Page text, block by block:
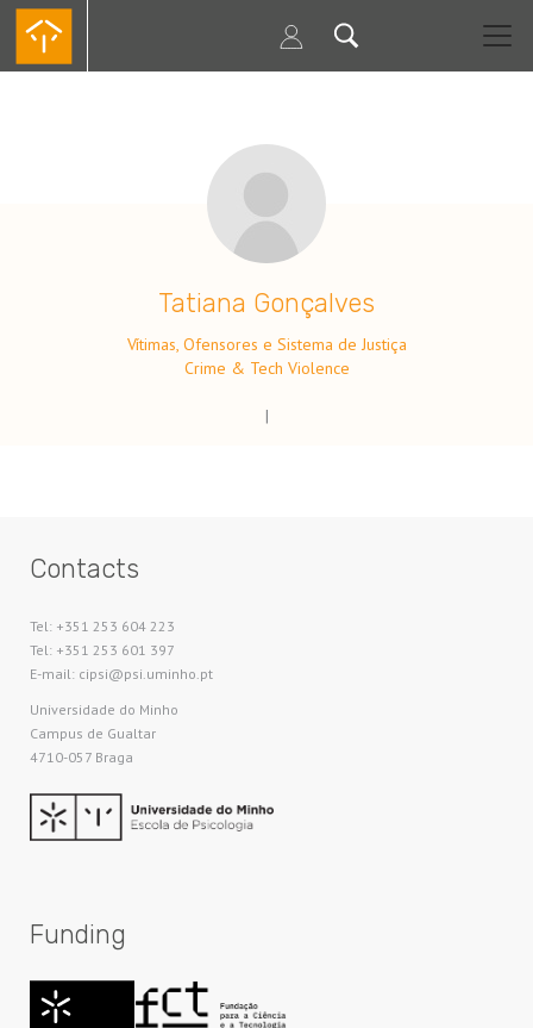
Skip
main
Tatiana Gonçalves
Vítimas, Ofensores e Sistema de Justiça
Crime & Tech Violence
|
.
Contacts
Tel: +351 253 604 223
Tel: +351 253 601 397
E-mail: cipsi@psi.uminho.pt
Universidade do Minho​
Campus de Gualtar
4710-057 Braga
Funding